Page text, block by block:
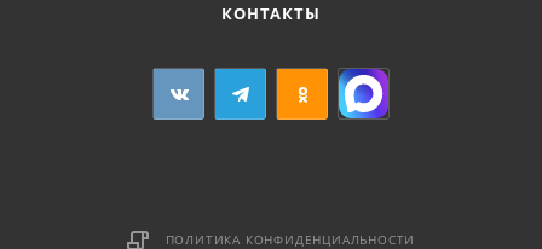
КОНТАКТЫ
ПОЛИТИКА КОНФИДЕНЦИАЛЬНОСТИ